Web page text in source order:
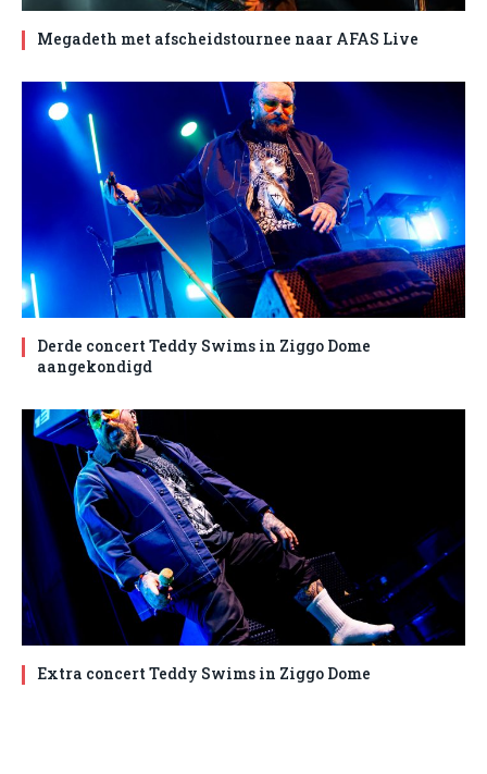
Megadeth met afscheidstournee naar AFAS Live
Derde concert Teddy Swims in Ziggo Dome
aangekondigd
Extra concert Teddy Swims in Ziggo Dome